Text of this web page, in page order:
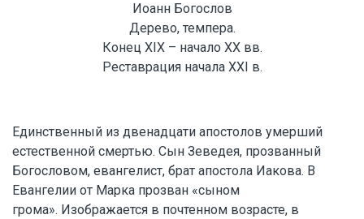
Иоанн Богослов
Дерево, темпера.
Конец XIX – начало XX вв.
Реставрация начала XXI в.
Единственный из двенадцати апостолов умерший
естественной смертью. Сын Зеведея, прозванный
Богословом, евангелист, брат апостола Иакова. В
Евангелии от Марка прозван «сыном
грома». Изображается в почтенном возрасте, в